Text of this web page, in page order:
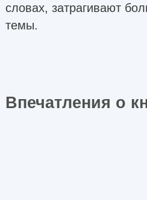
словах, затрагивают
темы.
Впечатления о